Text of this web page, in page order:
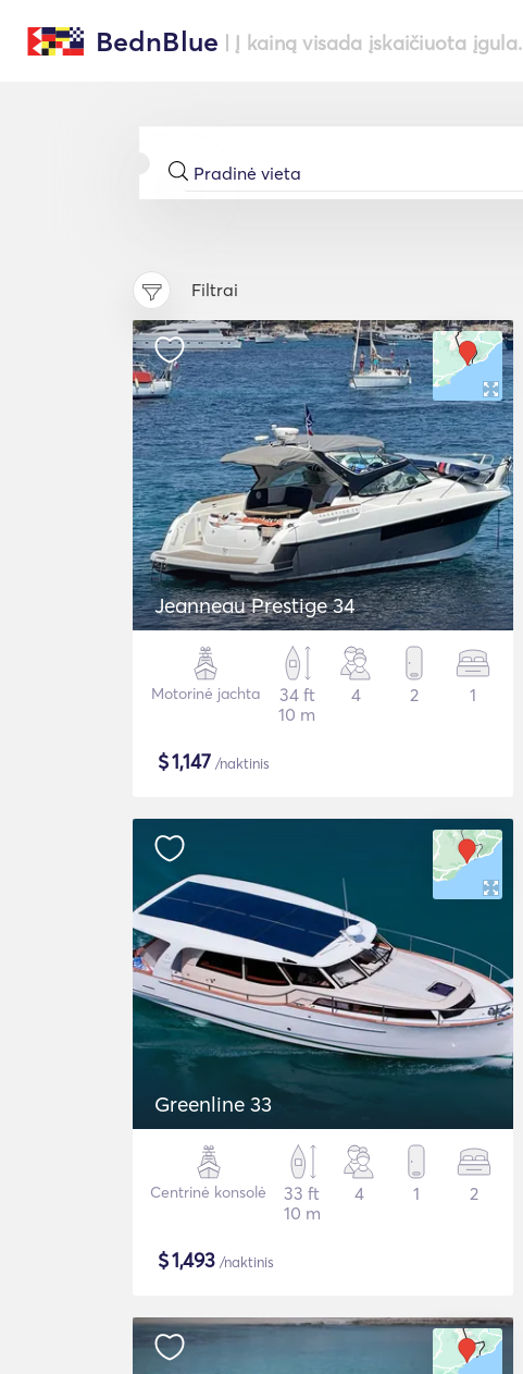
BednBlue | Į kainą visada įskaičiuota įgula.
Filtrai
Jeanneau Prestige 34
Motorinė jachta
34 ft
10 m
4 2 1
$1,147 /naktinis
Greenline 33
Centrinė konsolė
33 ft
10 m
4 1 2
$1,493 /naktinis